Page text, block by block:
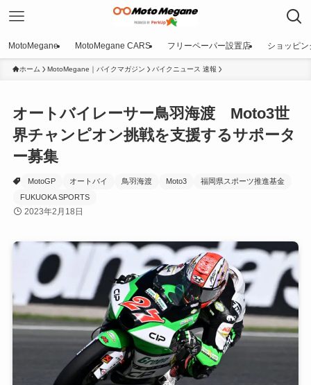
MotoMegane MotoMegane CARS フリーペーパー設置店 ショッピン
ホーム MotoMegane｜バイクマガジン バイクニュース 速報
オートバイレーサー鳥羽海渡 Moto3世
界チャンピオン挑戦を支援するサポータ
ー募集
MotoGP オートバイ 鳥羽海渡 Moto3
福岡県スポーツ推進基金
FUKUOKA SPORTS
2023年2月18日